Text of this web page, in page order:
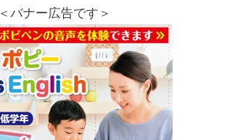
＜バナー広告です＞